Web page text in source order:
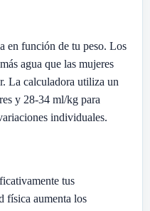
en función de tu peso. Los
agua que las mujeres
La calculadora utiliza un
y 28-34 ml/kg para
individuales.
tus
física aumenta los